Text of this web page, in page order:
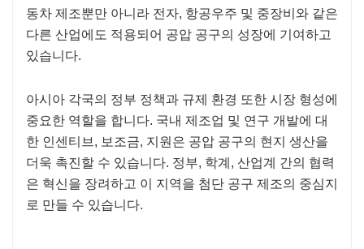
동차 제조뿐만 아니라 전자, 항공우주 및 중장비와 같은
다른 산업에도 적용되어 공압 공구의 성장에 기여하고
있습니다.
아시아 각국의 정부 정책과 규제 환경 또한 시장 형성에
중요한 역할을 합니다. 국내 제조업 및 연구 개발에 대
한 인센티브, 보조금, 지원은 공압 공구의 현지 생산을
더욱 촉진할 수 있습니다. 정부, 학계, 산업계 간의 협력
은 혁신을 장려하고 이 지역을 첨단 공구 제조의 중심지
로 만들 수 있습니다.